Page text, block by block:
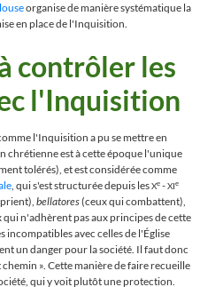
organise de manière systématique la
en place de l'Inquisition.
contrôler les
l'Inquisition
l'Inquisition a pu se mettre en
chrétienne est à cette époque l'unique
tolérés), et est considérée comme
, qui s'est structurée depuis lesXe -XIe
bellatores(ceux qui combattent),
n'adhèrent pas aux principes de cette
avec celles de l'Église
un danger pour la société. Il faut donc
». Cette manière de faire recueille
qui y voit plutôt une protection.